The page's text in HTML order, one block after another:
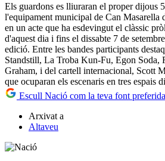
Els guardons es lliuraran el proper dijous
l'equipament municipal de Can Masarella
en un acte que ha esdevingut el clàssic
d'aquest dia i fins el dissabte 7 de
edició. Entre les bandes participants
Standstill, La Troba Kun-Fu, Egon Soda,
Graham, i del cartell internacional, Scott
que ocuparan els escenaris en tres espais
Escull Nació com la teva font
Arxivat a
Altaveu